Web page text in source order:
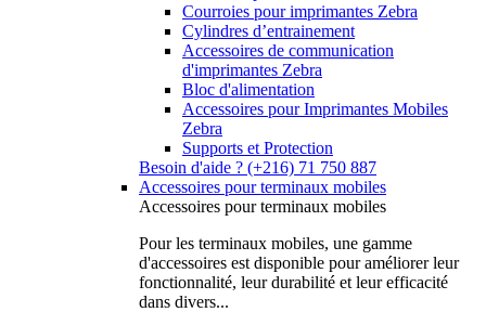
Courroies pour imprimantes Zebra
Cylindres d’entrainement
Accessoires de communication
d'imprimantes Zebra
Bloc d'alimentation
Accessoires pour Imprimantes Mobiles
Zebra
Supports et Protection
Besoin d'aide ? (+216) 71 750 887
Accessoires pour terminaux mobiles
Accessoires pour terminaux mobiles
Pour les terminaux mobiles, une gamme
d'accessoires est disponible pour améliorer leur
fonctionnalité, leur durabilité et leur efficacité
dans divers...